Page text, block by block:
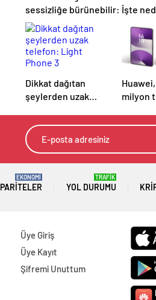
sessizliğe bürünebilir: İşte
Dikkat dağıtan
şeylerden uzak
Phone 3
milyon
ulaştı
PARITELER
EKONOMİ
YOL DURUMU
TRAFİK
Üye Giriş
Üye Kayıt
Şifremi Unuttum